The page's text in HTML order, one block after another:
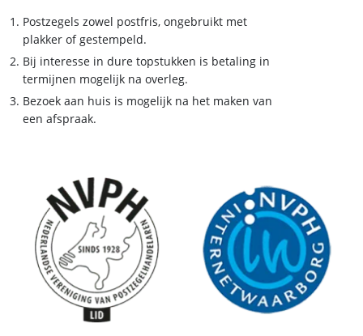
Postzegels zowel postfris, ongebruikt met
plakker of gestempeld.
Bij interesse in dure topstukken is betaling in
termijnen mogelijk na overleg.
Bezoek aan huis is mogelijk na het maken van
een afspraak.